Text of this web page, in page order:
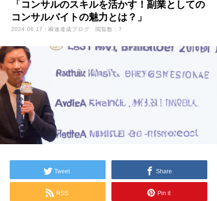
「コンサルのスキルを活かす！副業としての
コンサルバイトの魅力とは？」
2024.06.17 瞬速達成ブログ 閲覧数：7
Tweet Share
RSS Pin it